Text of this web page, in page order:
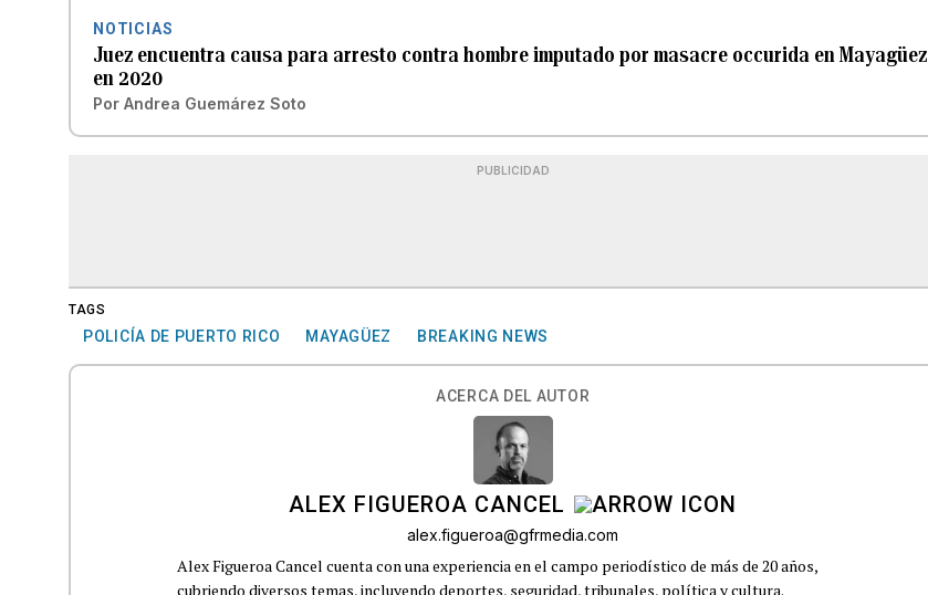
NOTICIAS
Juez encuentra causa para arresto contra hombre imputado por masacre occurida en Mayagüez
en 2020
Por Andrea Guemárez Soto
PUBLICIDAD
TAGS
POLICÍA DE PUERTO RICO MAYAGÜEZ BREAKING NEWS
ACERCA DEL AUTOR
ALEX FIGUEROA CANCEL
alex.figueroa@gfrmedia.com
Alex Figueroa Cancel cuenta con una experiencia en el campo periodístico de más de 20 años,
cubriendo diversos temas, incluyendo deportes, seguridad, tribunales, política y cultura.